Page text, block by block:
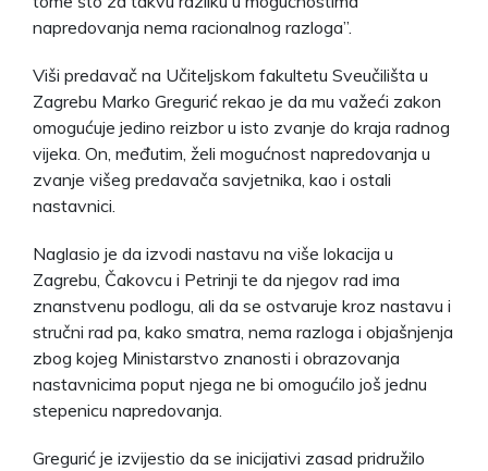
napredovanja nema racionalnog razloga”.
Viši predavač na Učiteljskom fakultetu Sveučilišta u
Zagrebu Marko Gregurić rekao je da mu važeći zakon
omogućuje jedino reizbor u isto zvanje do kraja radnog
vijeka. On, međutim, želi mogućnost napredovanja u
zvanje višeg predavača savjetnika, kao i ostali
nastavnici.
Naglasio je da izvodi nastavu na više lokacija u
Zagrebu, Čakovcu i Petrinji te da njegov rad ima
znanstvenu podlogu, ali da se ostvaruje kroz nastavu i
stručni rad pa, kako smatra, nema razloga i objašnjenja
zbog kojeg Ministarstvo znanosti i obrazovanja
nastavnicima poput njega ne bi omogućilo još jednu
stepenicu napredovanja.
Gregurić je izvijestio da se inicijativi zasad pridružilo